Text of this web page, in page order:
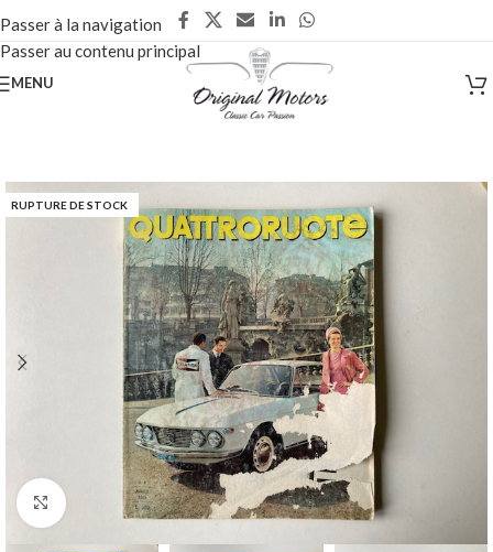
Passer à la navigation
Passer au contenu principal
MENU
RUPTURE DE STOCK
Cliquez pour agrandir